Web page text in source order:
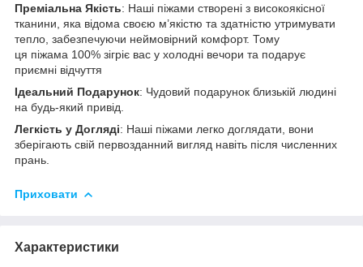
Преміальна Якість: Наші піжами створені з високоякісної
тканини, яка відома своєю м’якістю та здатністю утримувати
тепло, забезпечуючи неймовірний комфорт. Тому
ця піжама 100% зігріє вас у холодні вечори та подарує
приємні відчуття
Ідеальний Подарунок: Чудовий подарунок близькій людині
на будь-який привід.
Легкість у Догляді: Наші піжами легко доглядати, вони
зберігають свій первозданний вигляд навіть після численних
прань.
Приховати
Характеристики